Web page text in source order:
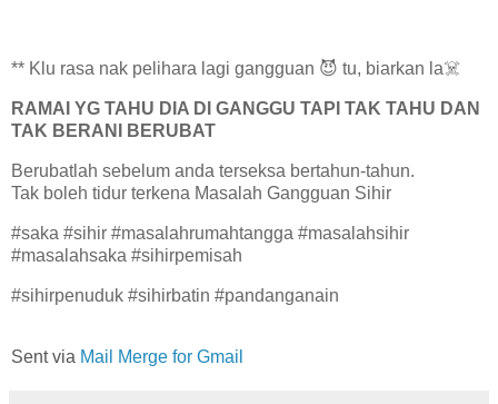
** Klu rasa nak pelihara lagi gangguan 😈 tu, biarkan la☠️
RAMAI YG TAHU DIA DI GANGGU TAPI TAK TAHU DAN
TAK BERANI BERUBAT
Berubatlah sebelum anda terseksa bertahun-tahun.
Tak boleh tidur terkena Masalah Gangguan Sihir
#saka #sihir #masalahrumahtangga #masalahsihir
#masalahsaka #sihirpemisah
#sihirpenuduk #sihirbatin #pandanganain
Sent via Mail Merge for Gmail